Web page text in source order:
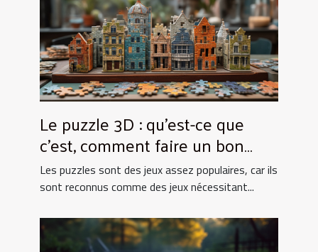
Le puzzle 3D : qu’est-ce que
c’est, comment faire un bon
choix ?
Les puzzles sont des jeux assez populaires, car ils
sont reconnus comme des jeux nécessitant...